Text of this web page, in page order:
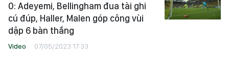
0: Adeyemi, Bellingham đua tài ghi
cú đúp, Haller, Malen góp công vùi
dập 6 bàn thắng
Video 07/05/2023 17:33